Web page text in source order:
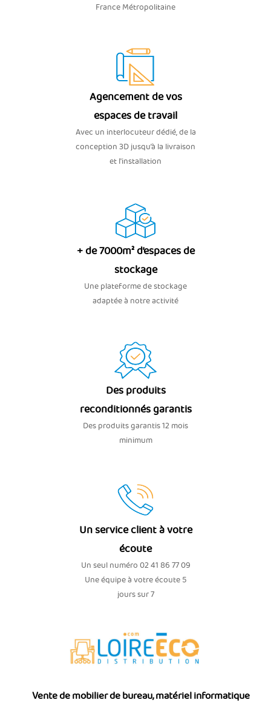
France Métropolitaine
Agencement de vos
espaces de travail
Avec un interlocuteur dédié, de la
conception 3D jusqu’à la livraison
et l'installation
+ de 7000m² d’espaces de
stockage
Une plateforme de stockage
adaptée à notre activité
Des produits
reconditionnés garantis
Des produits garantis 12 mois
minimum
Un service client à votre
écoute
Un seul numéro 02 41 86 77 09
Une équipe à votre écoute 5
jours sur 7
Vente de mobilier de bureau, matériel informatique